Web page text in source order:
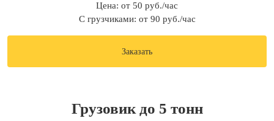
Цена: от 50 руб./час
С грузчиками: от 90 руб./час
Заказать
Грузовик до 5 тонн